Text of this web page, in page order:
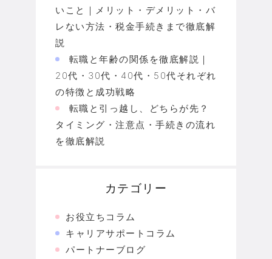
いこと｜メリット・デメリット・バ
レない方法・税金手続きまで徹底解
説
転職と年齢の関係を徹底解説｜
20代・30代・40代・50代それぞれ
の特徴と成功戦略
転職と引っ越し、どちらが先？
タイミング・注意点・手続きの流れ
を徹底解説
カテゴリー
お役立ちコラム
キャリアサポートコラム
パートナーブログ